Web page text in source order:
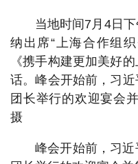
当地时间7月4日
纳出席“上海合作组
《携手构建更加美好
话。峰会开始前，习
团长举行的欢迎宴会
摄
峰会开始前，习